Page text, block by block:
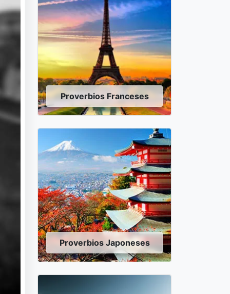
Proverbios Franceses
Proverbios Japoneses